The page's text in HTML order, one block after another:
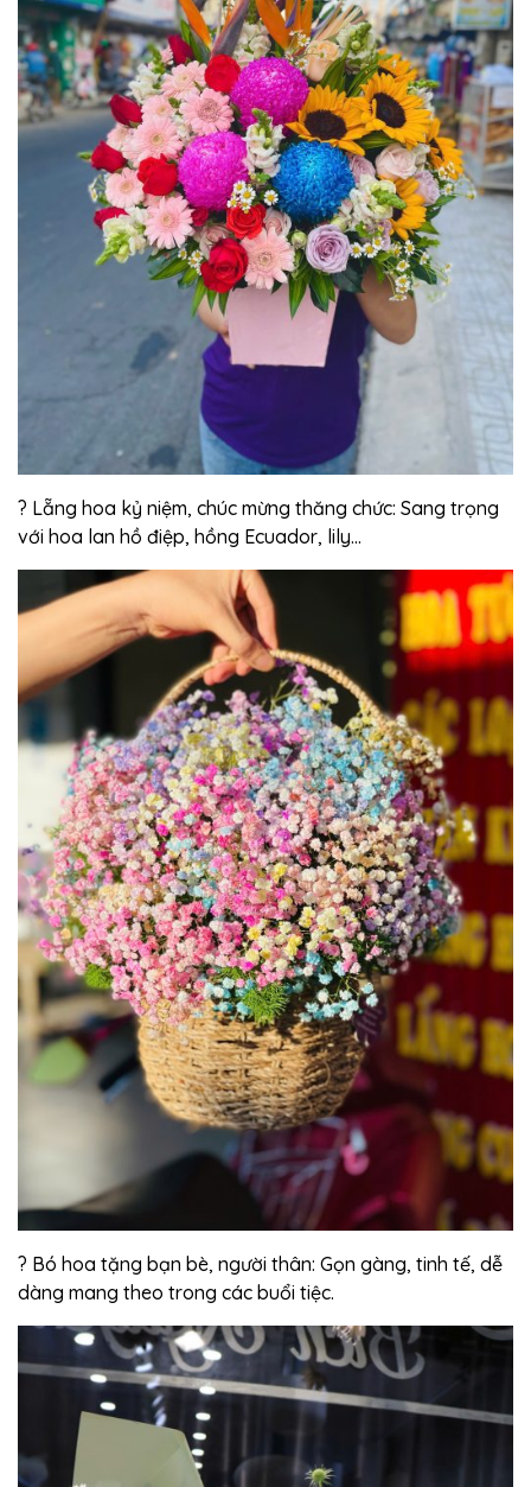
? Lẵng hoa kỷ niệm, chúc mừng thăng chức: Sang trọng
với hoa lan hồ điệp, hồng Ecuador, lily…
? Bó hoa tặng bạn bè, người thân: Gọn gàng, tinh tế, dễ
dàng mang theo trong các buổi tiệc.